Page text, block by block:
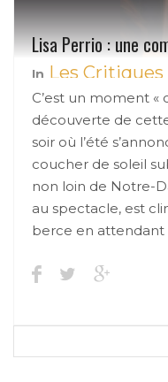
Lisa Perrio : une
In Les Critiques
C’est un moment «
découverte de
soir où l’été
coucher de soleil
non loin de Notre-
au spectacle, est
berce en attendant